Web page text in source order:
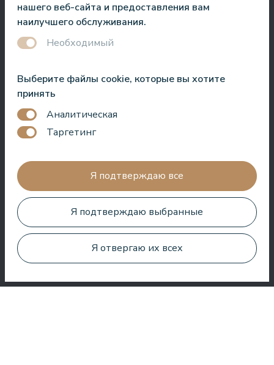
Хороший отель для проведения времени в СПА. Номера
хорошие, расположение рядом с морем. Бармены
Очень хороший СПА, удивительные процедуры, хорошие
номера, вкусная еда и полезное обслуживание. Нам очень
понравилось.
Zuza Ritter
нашего веб-сайта и предоставления вам
наилучшего обслуживания.
Необходимый
Выберите файлы cookie, которые вы хотите
принять
Аналитическая
Таргетинг
Я подтверждаю все
Я подтверждаю выбранные
Я отвергаю их всех